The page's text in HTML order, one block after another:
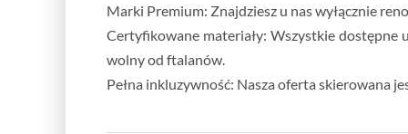
Marki Premium: Znajdziesz u nas wyłącznie
Certyfikowane materiały: Wszystkie dostępne
wolny od ftalanów.
Pełna inkluzywność: Nasza oferta skierowana